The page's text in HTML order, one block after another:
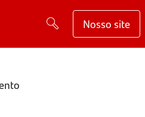
Nosso site